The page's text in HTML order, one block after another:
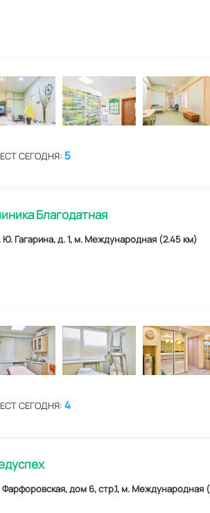
СЕГОДНЯ: 5
Благодатная
Ю. Гагарина, д. 1, м. Международная (2.45 км)
СЕГОДНЯ: 4
Фарфоровская, дом 6, стр.1, м. Международная